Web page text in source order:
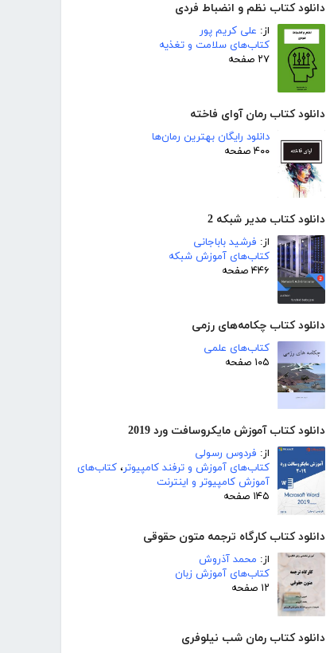
دانلود کتاب نظم و انضباط فردی
از: علی کریم پور
کتاب‌های سلامت و تغذیه
۲۷ صفحه
دانلود کتاب رمان آوای فاخته
دانلود رایگان بهترین رمان‌ها
۴۰۰ صفحه
دانلود کتاب مدیر شبکه 2
از: فرشید باباجانی
کتاب‌های آموزش شبکه
۴۴۶ صفحه
دانلود کتاب چکامه‌های رزمی
کتاب‌های علمی
۱۰۵ صفحه
دانلود کتاب آموزش مایکروسافت ورد 2019
از: فردوس رسولی
کتاب‌های آموزش و ترفند کامپیوتر، کتاب‌های
آموزش کامپیوتر و اینترنت
۱۴۵ صفحه
دانلود کتاب کارگاه ترجمه متون حقوقی
از: محمد آذروش
کتاب‌های آموزش زبان
۱۲ صفحه
دانلود کتاب رمان شب نیلوفری